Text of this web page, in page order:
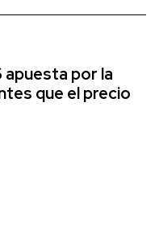
por la
que el precio